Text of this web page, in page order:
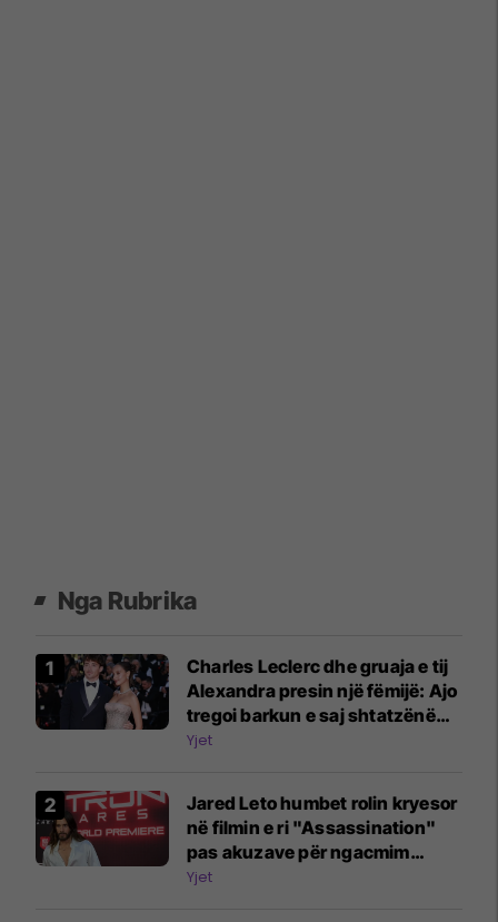
Nga Rubrika
Charles Leclerc dhe gruaja e tij
Alexandra presin një fëmijë: Ajo
tregoi barkun e saj shtatzënë
me bikini
Yjet
Jared Leto humbet rolin kryesor
në filmin e ri "Assassination"
pas akuzave për ngacmim
seksual
Yjet